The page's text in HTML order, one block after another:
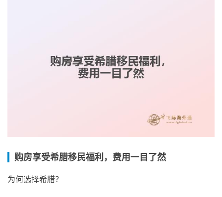
购房享受希腊移民福利，费用一目了然
为何选择希腊？